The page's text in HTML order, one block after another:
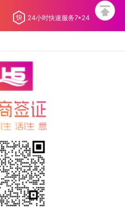
24小时快速服务7*24